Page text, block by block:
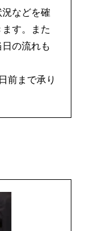
などを確
す。また
の流れも
前まで承り